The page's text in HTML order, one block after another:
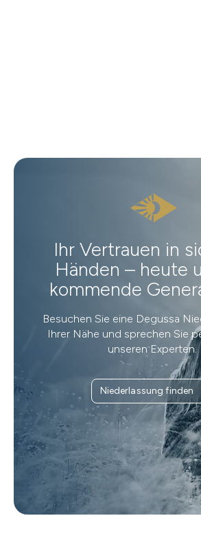
Ihr Vertrauen in
Händen – heute
kommende
Besuchen Sie eine Degussa
Ihrer Nähe und sprechen Sie
unseren Experten.
Niederlassung finden